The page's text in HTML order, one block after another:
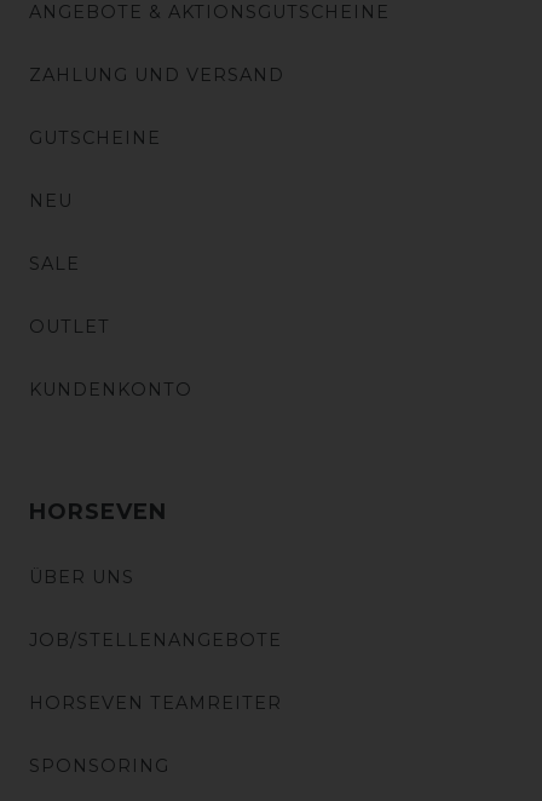
ANGEBOTE & AKTIONSGUTSCHEINE
ZAHLUNG UND VERSAND
GUTSCHEINE
NEU
SALE
OUTLET
KUNDENKONTO
HORSEVEN
ÜBER UNS
JOB/STELLENANGEBOTE
HORSEVEN TEAMREITER
SPONSORING